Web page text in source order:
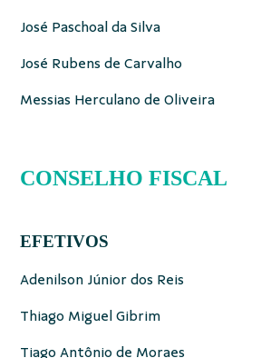
José Paschoal da Silva
José Rubens de Carvalho
Messias Herculano de Oliveira
CONSELHO FISCAL
EFETIVOS
Adenilson Júnior dos Reis
Thiago Miguel Gibrim
Tiago Antônio de Moraes